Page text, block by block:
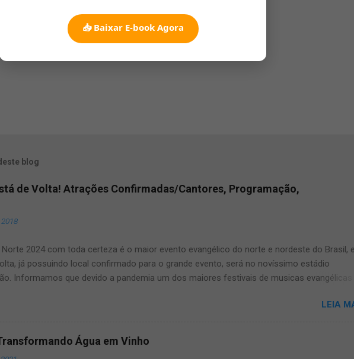
📥 Baixar E-book Agora
blog
de Volta! Atrações Confirmadas/Cantores, Programação,
Norte 2024 com toda certeza é o maior evento evangélico do norte e nordeste do Brasil,
já possuindo local confirmado para o grande evento, será no novíssimo estádio
Informamos que devido a pandemia um dos maiores festivais de musicas evangélicas
artigo que aqui mesmo, manteremos vocês muito bem informados sobre o louvor
por isso fique conosco que manteremos vocês atualizados! Veja Também: ● carro som
qualquer novidade sobre o assunto manteremos vocês bem informados a respeito
LEIA
Água em Vinho